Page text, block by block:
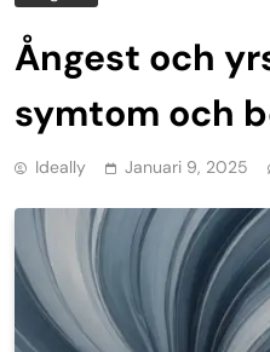
Ångest och
symtom och
Ideally Januari 9, 2025